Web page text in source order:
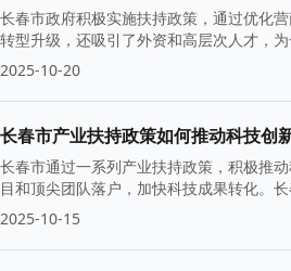
长春市政府积极实施扶持政策，通过优化
转型升级，还吸引了外资和高层次人才，
2025-10-20
长春市产业扶持政策如何推动科技创
长春市通过一系列产业扶持政策，积极推
目和顶尖团队落户，加快科技成果转化。
2025-10-15